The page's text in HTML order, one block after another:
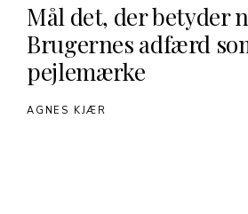
Mål det, der betyder
Brugernes adfærd
pejlemærke
AGNES KJÆR